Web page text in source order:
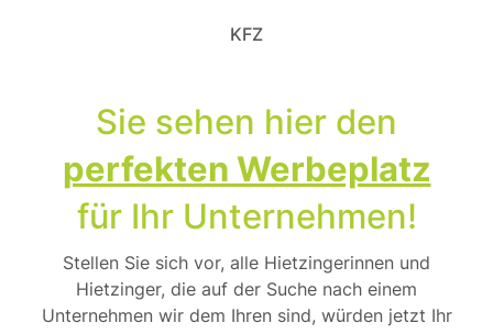
KFZ
Sie sehen hier den
perfekten Werbeplatz
für Ihr Unternehmen!
Stellen Sie sich vor, alle Hietzingerinnen und
Hietzinger, die auf der Suche nach einem
Unternehmen wir dem Ihren sind, würden jetzt Ihr